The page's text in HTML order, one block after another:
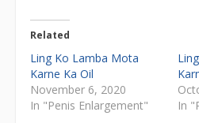
Related
Ling Ko Lamba Mota
Karne Ka Oil
November 6, 2020
In "Penis Enlargement"
In